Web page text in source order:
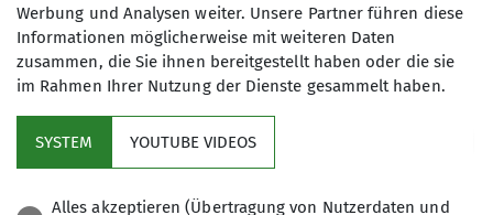
Werbung und Analysen weiter. Unsere Partner führen diese
Informationen möglicherweise mit weiteren Daten
zusammen, die Sie ihnen bereitgestellt haben oder die sie
im Rahmen Ihrer Nutzung der Dienste gesammelt haben.
SYSTEM YOUTUBE VIDEOS
Alles akzeptieren (Übertragung von Nutzerdaten und